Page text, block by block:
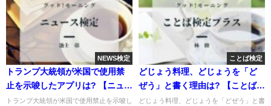
NEWS検定
トランプ大統領が米国で使用禁
止を示唆したアプリは? 【ニュー
ス検定】
トランプ大統領が米国で使用禁止を示唆し
ことば検定
どじょう料理、どじょうを「ど
ぜう」と書く理由は? 【ことば検
定プラス】
どじょう料理、どじょうを「どぜう」と書